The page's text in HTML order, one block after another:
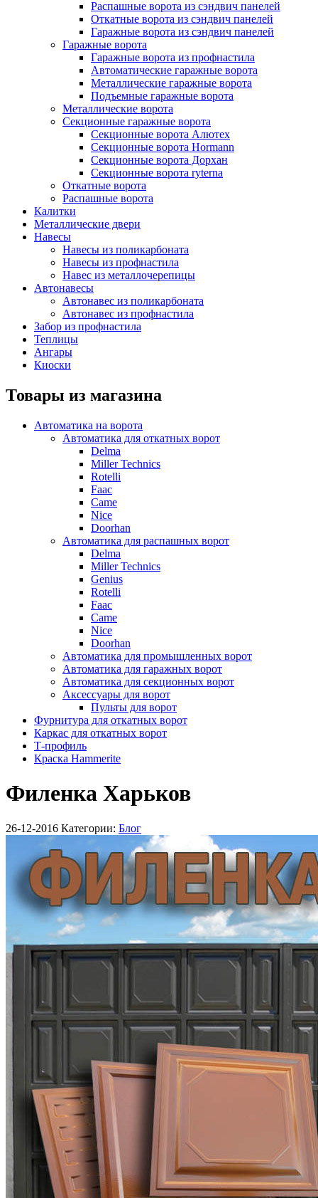
Распашные ворота из сэндвич панелей
Откатные ворота из сэндвич панелей
Гаражные ворота из сэндвич панелей
Гаражные ворота
Гаражные ворота из профнастила
Автоматические гаражные ворота
Металлические гаражные ворота
Подъемные гаражные ворота
Металлические ворота
Секционные гаражные ворота
Секционные ворота Алютех
Cекционные ворота Hormann
Секционные ворота Дорхан
Cекционные ворота ryterna
Откатные ворота
Распашные ворота
Калитки
Металлические двери
Навесы
Навесы из поликарбоната
Навесы из профнастила
Навес из металлочерепицы
Автонавесы
Автонавес из поликарбоната
Автонавес из профнастила
Забор из профнастила
Теплицы
Ангары
Киоски
Товары из магазина
Автоматика на ворота
Автоматика для откатных ворот
Delma
Miller Technics
Rotelli
Faac
Came
Nice
Doorhan
Автоматика для распашных ворот
Delma
Miller Technics
Genius
Rotelli
Faac
Came
Nice
Doorhan
Автоматика для промышленных ворот
Автоматика для гаражных ворот
Автоматика для секционных ворот
Аксессуары для ворот
Пульты для ворот
Фурнитура для откатных ворот
Каркас для откатных ворот
Т-профиль
Краска Hammerite
Филенка Харьков
26-12-2016 Категории: Блог